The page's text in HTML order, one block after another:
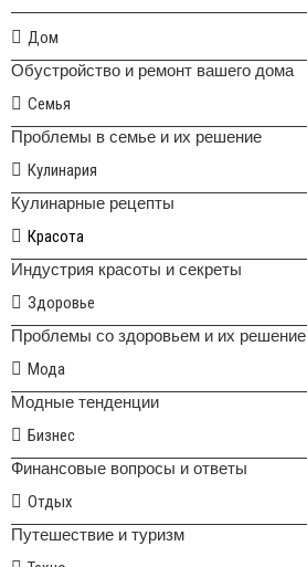
Дом
Обустройство и ремонт вашего дома
Семья
Проблемы в семье и их решение
Кулинария
Кулинарные рецепты
Красота
Индустрия красоты и секреты
Здоровье
Проблемы со здоровьем и их решение
Мода
Модные тенденции
Бизнес
Финансовые вопросы и ответы
Отдых
Путешествие и туризм